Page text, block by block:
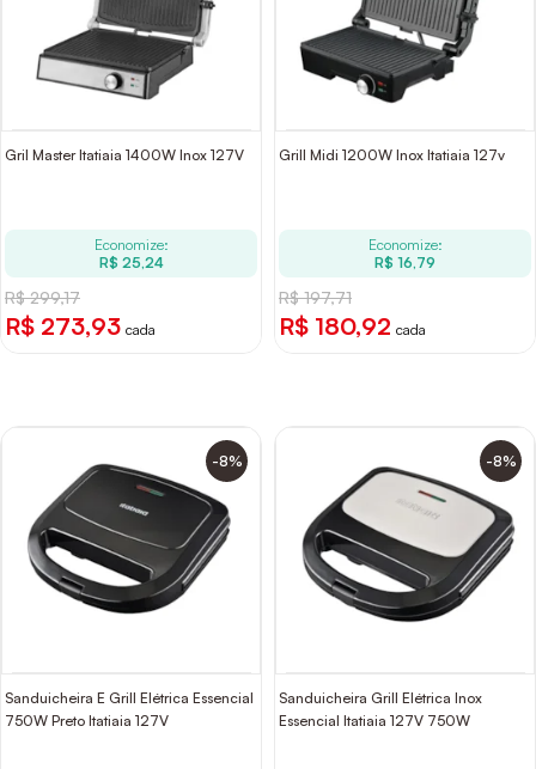
Gril Master Itatiaia 1400W Inox 127V
Economize:
R$ 25,24
R$ 299,17
R$ 273,93 cada
Grill Midi 1200W Inox Itatiaia 127v
Economize:
R$ 16,79
R$ 197,71
R$ 180,92 cada
-8%
Sanduicheira E Grill Elétrica Essencial
750W Preto Itatiaia 127V
-8%
Sanduicheira Grill Elétrica Inox
Essencial Itatiaia 127V 750W